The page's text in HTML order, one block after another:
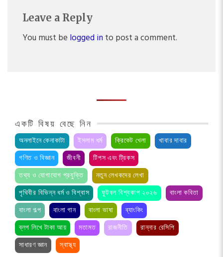
Leave a Reply
You must be logged in to post a comment.
একটি বিষয় বেছে নিন
অনলাইনে কেনাকাটা
ইসলাম ধর্ম ক্রিকেট খেলা
খাবার দাবার
গণিত ও বিজ্ঞান
জীবনী
টিপস এবং ট্রিকস
তথ্য ও যোগাযোগ প্রযুক্তি
নতুন লেখকদের লেখা
পৃথিবীর বিভিন্ন ধর্ম ও বিশ্বাস
ফুটবল বিশ্বকাপ ২০২৬
বাংলা কবিতা
বাংলা গল্প
বাংলা গান বাংলা ভাষা
ব্যাংকিং
ব্লগ লিখে টাকা আয়
মতামত রাজনীতি
রান্নার রেসিপি
সাধারণ জ্ঞান
স্বাস্থ্য